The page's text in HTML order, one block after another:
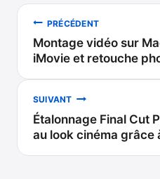
Navigation
de
l’article
PRÉCÉDENT
Montage vidéo sur
iMovie et retouche
SUIVANT
Étalonnage Final Cut
au look cinéma grâce